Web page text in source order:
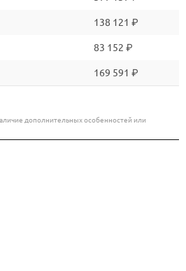
138 121 ₽
83 152 ₽
169 591 ₽
дополнительных особенностей или